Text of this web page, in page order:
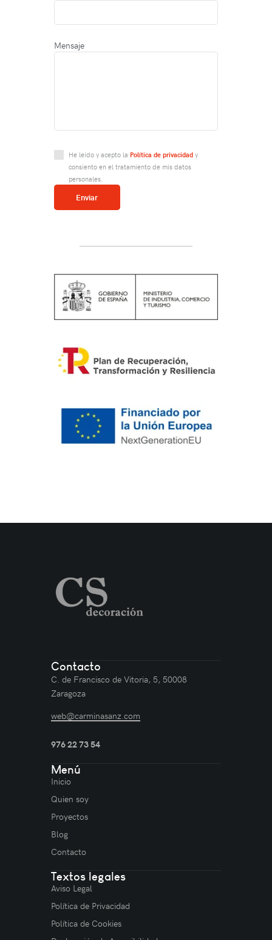
Mensaje
He leído y acepto la Política de privacidady
consiento en el tratamiento de mis datos
personales.
Contacto
C. de Francisco de Vitoria, 5, 50008
Zaragoza
web@carminasanz.com
976 22 73 54
Menú
Inicio
Quien soy
Proyectos
Blog
Contacto
Textos legales
Aviso Legal
Política de Privacidad
Política de Cookies